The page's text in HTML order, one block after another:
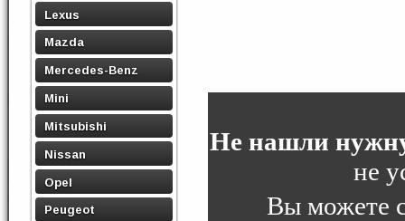
Lexus
Mazda
Mercedes-Benz
Mini
Mitsubishi
Nissan
Opel
Peugeot
Не нашли
не
Вы можете